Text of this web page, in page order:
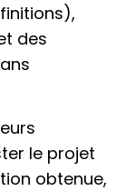
des
le projet
obtenue,